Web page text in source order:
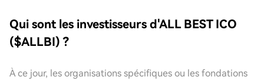
Qui sont les investisseurs d'ALL BEST ICO
($ALLBI) ?
À ce jour, les organisations spécifiques ou les fondations